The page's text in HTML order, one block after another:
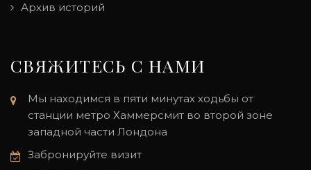
Архив историй
СВЯЖИТЕСЬ С НАМИ
Мы находимся в пяти минутах ходьбы от
станции метро Хаммерсмит во второй зоне
западной части Лондона
Забронируйте визит